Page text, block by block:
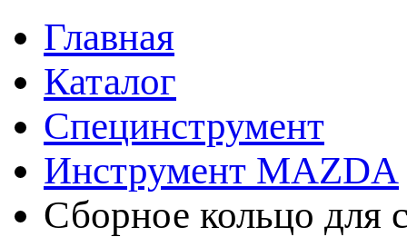
Главная
Каталог
Специнструмент
Инструмент MAZDA
Сборное кольцо